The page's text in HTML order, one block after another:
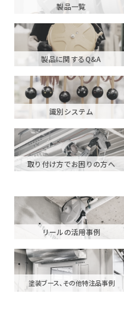
製品一覧
製品に関するQ&A
識別システム
取り付け方でお困りの方へ
リールの活用事例
塗装ブース、その他特注品事例